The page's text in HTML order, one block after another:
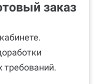
заказ